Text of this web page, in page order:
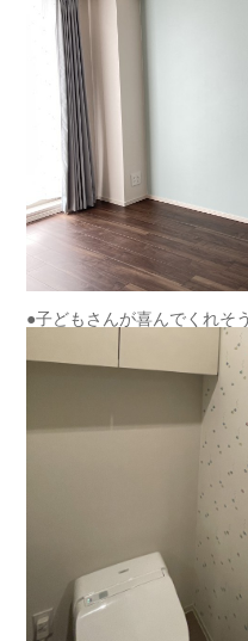
●子どもさんが喜んでくれそ